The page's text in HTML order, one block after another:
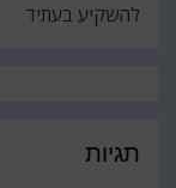
להשקיע בעתיד
תגיות